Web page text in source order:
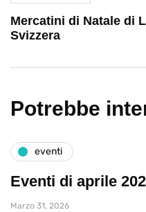
Mercatini di Natale di
Svizzera
Potrebbe
eventi
Eventi di aprile
Marzo 31, 2026